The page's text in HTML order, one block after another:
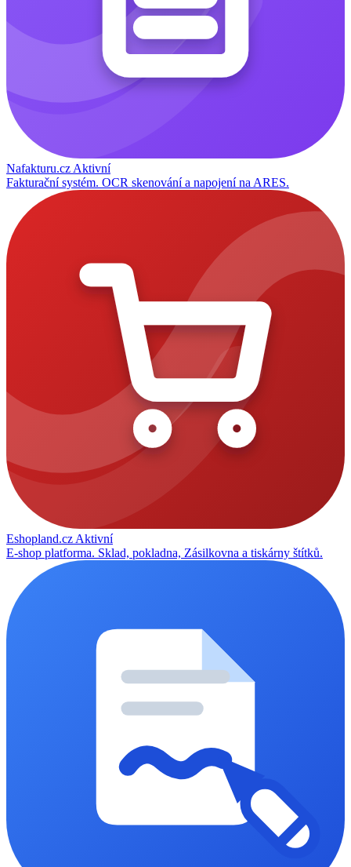
Nafakturu.cz Aktivní
Fakturační systém. OCR skenování a napojení na ARES.
Eshopland.cz Aktivní
E-shop platforma. Sklad, pokladna, Zásilkovna a tiskárny štítků.